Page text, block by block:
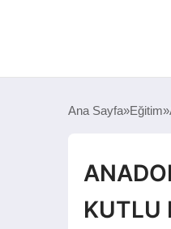
Ana Sayfa Eğitim
KUTLU